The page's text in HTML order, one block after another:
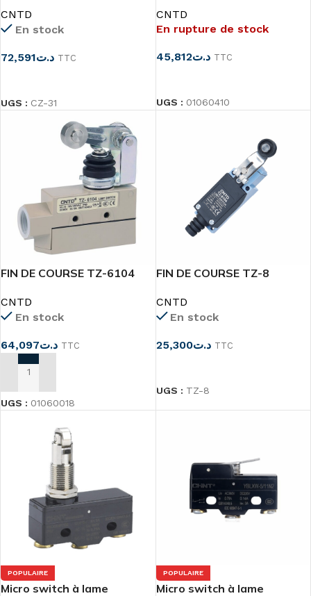
CNTD
En stock
د.ت72,591
TTC
UGS : CZ-31
CNTD
En rupture de stock
د.ت45,812
TTC
UGS : 01060410
FIN DE COURSE TZ-6104
CNTD
En stock
د.ت64,097 TTC
AJOUTER AU PANIER
UGS : 01060018
FIN DE COURSE TZ-8
CNTD
En stock
د.ت25,300
TTC
UGS : TZ-8
POPULAIRE
Micro switch à lame
POPULAIRE
Micro switch à lame